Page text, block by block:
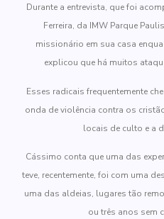
Durante a entrevista, que foi
Ferreira, da IMW Parque
missionário em sua casa
explicou que há muitos
Esses radicais frequentemente
onda de violência contra os
locais de culto e a
Cássimo conta que uma das
teve, recentemente, foi com uma
uma das aldeias, lugares tão
ou três anos sem